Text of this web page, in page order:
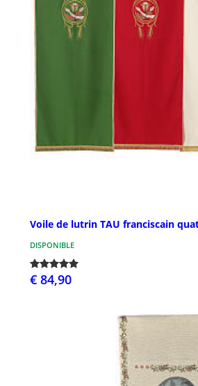
Voile de lutrin TAU franciscain
DISPONIBLE
€ 84,90